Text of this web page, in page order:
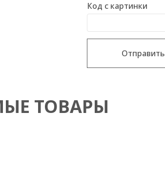
Код с картинки
Отправить
ТОВАРЫ